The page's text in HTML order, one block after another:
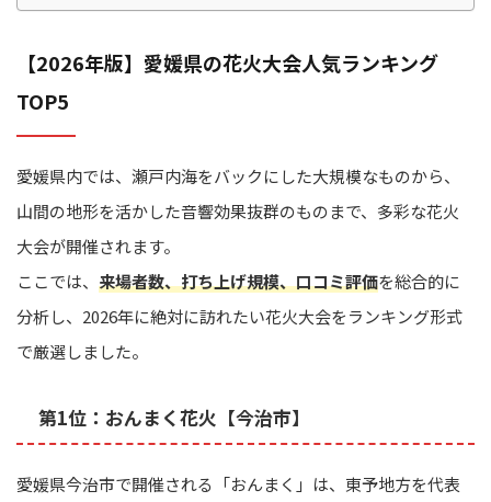
【2026年版】愛媛県の花火大会人気ランキング
TOP5
愛媛県内では、瀬戸内海をバックにした大規模なものから、
山間の地形を活かした音響効果抜群のものまで、多彩な花火
大会が開催されます。
ここでは、 来場者数、打ち上げ規模、口コミ評価を総合的に
分析し、2026年に絶対に訪れたい花火大会をランキング形式
で厳選しました。
第1位：おんまく花火【今治市】
愛媛県今治市で開催される「おんまく」は、東予地方を代表